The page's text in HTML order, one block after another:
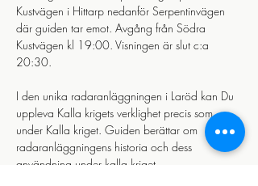
Kustvägen i Hittarp nedanför Serpentinvägen
där guiden tar emot. Avgång från Södra
Kustvägen kl 19:00. Visningen är slut c:a
20:30.
I den unika radaranläggningen i Laröd kan Du
uppleva Kalla krigets verklighet precis som
under Kalla kriget. Guiden berättar om
radaranläggningens historia och dess
användning under kalla kriget.